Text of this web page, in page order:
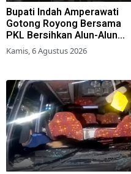
Bupati Indah Amperawati
Gotong Royong Bersama
PKL Bersihkan Alun-Alun
Lumajang
Kamis, 6 Agustus 2026